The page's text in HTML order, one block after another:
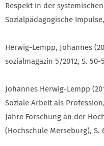
Respekt in der
Sozialpädagogische
Herwig-Lempp, Johannes
sozialmagazin 5/2012, S. 50-
Johannes Herwig-Lempp
Soziale Arbeit als
Jahre Forschung an der
(Hochschule Merseburg), S.